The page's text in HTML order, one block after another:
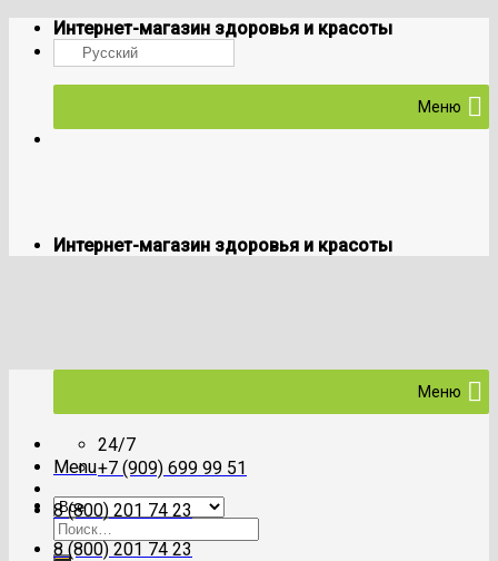
Skip
content
Интернет-магазин здоровья и красоты
Русский
Меню
Интернет-магазин здоровья и красоты
Menu
Искать:
Меню
24/7
+7 (909) 699 99 51
8 (800) 201 74 23
8 (800) 201 74 23